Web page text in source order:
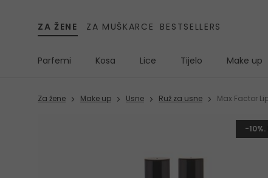
ZA ŽENE ZA MUŠKARCE BESTSELLERS
Parfemi Kosa Lice Tijelo Make up
Za žene Make up Usne Ruž za usne Max Factor
-10%.